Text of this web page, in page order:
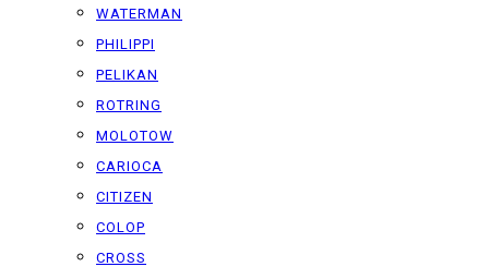
WATERMAN
PHILIPPI
PELIKAN
ROTRING
MOLOTOW
CARIOCA
CITIZEN
COLOP
CROSS